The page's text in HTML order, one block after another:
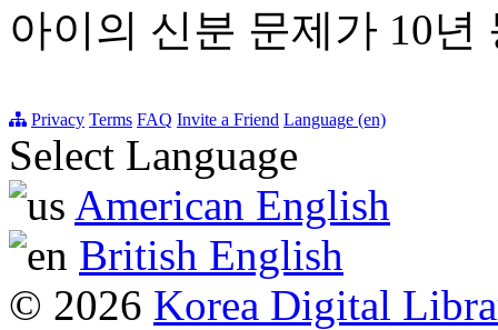
아이의 신분 문제가 10년
Privacy Terms FAQ Invite a Friend Language (en)
Select Language
American English
British English
© 2026 Korea Digital